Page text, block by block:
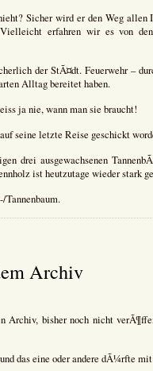
Sicher wird er den Weg allen
erfahren wir es von
der StÃ¤dt. Feuerwehr –
Alltag bereitet haben.
ja nie, wann man sie braucht!
seine letzte Reise geschickt
drei ausgewachsenen
ist heutzutage wieder stark
Tannenbaum.
Archiv
Archiv, bisher noch nicht
das eine oder andere dÃ¼rfte